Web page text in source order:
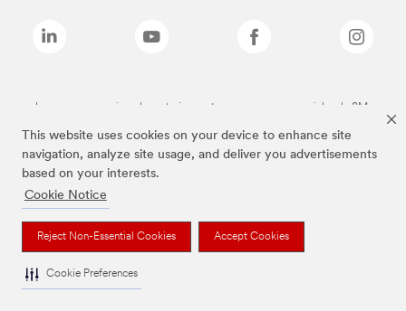
This website uses cookies on your device to enhance site
navigation, analyze site usage, and deliver you advertisements
based on your interests.
Cookie Notice
Reject Non-Essential Cookies Accept Cookies
Cookie Preferences
Las marcas mencionadas anteriormente son marcas comerciales de 3M.